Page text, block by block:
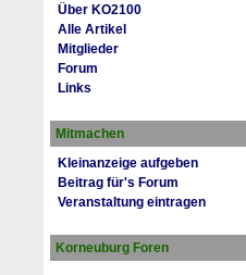
Über KO2100
Alle Artikel
Mitglieder
Forum
Links
Mitmachen
Kleinanzeige aufgeben
Beitrag für's Forum
Veranstaltung eintragen
Korneuburg Foren